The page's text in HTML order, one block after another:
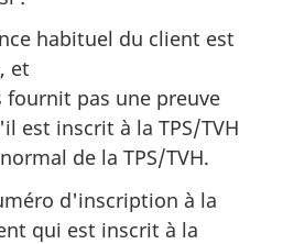
habituel du client est
et
fournit pas une preuve
est inscrit à la TPS/TVH
de la TPS/TVH.
d'inscription à la
qui est inscrit à la